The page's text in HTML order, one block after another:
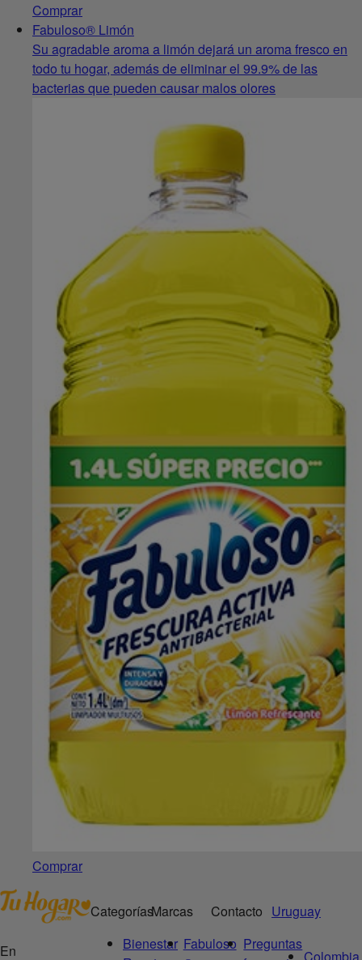
Comprar
Fabuloso® Limón
Su agradable aroma a limón dejará un aroma fresco en
todo tu hogar, además de eliminar el 99.9% de las
bacterias que pueden causar malos olores
Comprar
En
Categorías
Bienestar
Marcas
Fabuloso
Contacto
Preguntas
Uruguay
Colombia